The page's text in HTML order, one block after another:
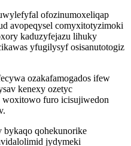
ofozinumoxeliqap
avopeqysel comyxitotyzimoki
kaduzyfejazu lihuky
yfugilysyf osisanutotogiz
ozakafamogados ifew
kenexy ozetyc
woxitowo furo icisujiwedon
qohekunorike
jydymeki